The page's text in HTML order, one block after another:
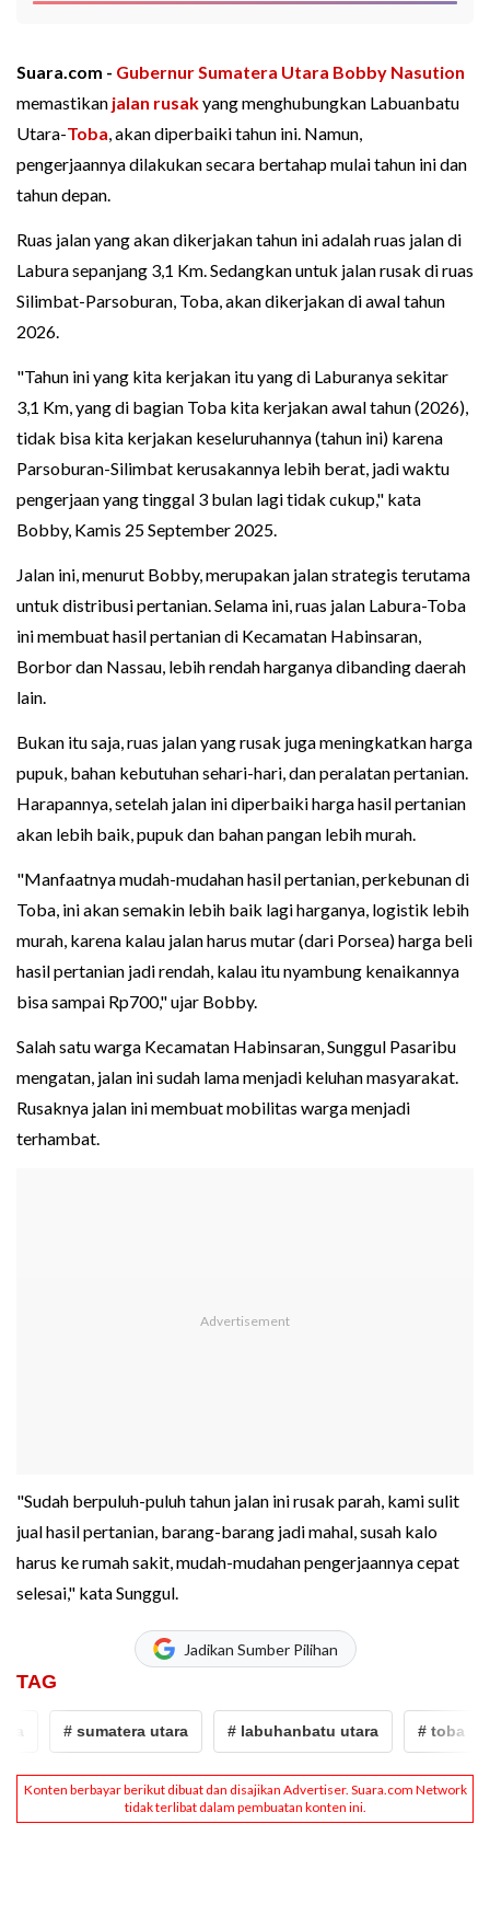
Suara.com - Gubernur Sumatera Utara Bobby Nasution
memastikan jalan rusakyang menghubungkan Labuanbatu
Utara-Toba, akan diperbaiki tahun ini. Namun,
pengerjaannya dilakukan secara bertahap mulai tahun ini dan
tahun depan.
Ruas jalan yang akan dikerjakan tahun ini adalah ruas jalan di
Labura sepanjang 3,1 Km. Sedangkan untuk jalan rusak di ruas
Silimbat-Parsoburan, Toba, akan dikerjakan di awal tahun
2026.
"Tahun ini yang kita kerjakan itu yang di Laburanya sekitar
3,1 Km, yang di bagian Toba kita kerjakan awal tahun (2026),
tidak bisa kita kerjakan keseluruhannya (tahun ini) karena
Parsoburan-Silimbat kerusakannya lebih berat, jadi waktu
pengerjaan yang tinggal 3 bulan lagi tidak cukup," kata
Bobby, Kamis 25 September 2025.
Jalan ini, menurut Bobby, merupakan jalan strategis terutama
untuk distribusi pertanian. Selama ini, ruas jalan Labura-Toba
ini membuat hasil pertanian di Kecamatan Habinsaran,
Borbor dan Nassau, lebih rendah harganya dibanding daerah
lain.
Bukan itu saja, ruas jalan yang rusak juga meningkatkan harga
pupuk, bahan kebutuhan sehari-hari, dan peralatan pertanian.
Harapannya, setelah jalan ini diperbaiki harga hasil pertanian
akan lebih baik, pupuk dan bahan pangan lebih murah.
"Manfaatnya mudah-mudahan hasil pertanian, perkebunan di
Toba, ini akan semakin lebih baik lagi harganya, logistik lebih
murah, karena kalau jalan harus mutar (dari Porsea) harga beli
hasil pertanian jadi rendah, kalau itu nyambung kenaikannya
bisa sampai Rp700," ujar Bobby.
Salah satu warga Kecamatan Habinsaran, Sunggul Pasaribu
mengatan, jalan ini sudah lama menjadi keluhan masyarakat.
Rusaknya jalan ini membuat mobilitas warga menjadi
terhambat.
"Sudah berpuluh-puluh tahun jalan ini rusak parah, kami sulit
jual hasil pertanian, barang-barang jadi mahal, susah kalo
harus ke rumah sakit, mudah-mudahan pengerjaannya cepat
selesai," kata Sunggul.
Jadikan Sumber Pilihan
TAG
# sumatera utara # labuhanbatu utara # toba